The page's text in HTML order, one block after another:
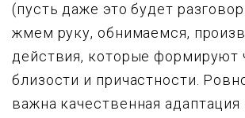
(пусть даже это будет
жмем руку, обнимаемся,
действия, которые формируют
близости и причастности.
важна качественная